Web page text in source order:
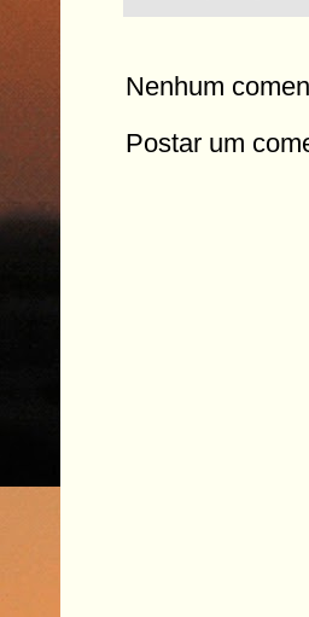
Nenhum
Postar um